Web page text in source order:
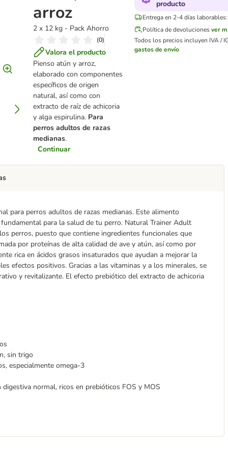
arroz
2 x 12 kg - Pack Ahorro
(0)
Valora el producto
Pienso atún y arroz,
elaborado con componentes
específicos de origen
natural, así como con
extracto de raíz de achicoria
y alga espirulina. Para
perros adultos de razas
medianas.
Continuar
producto
Entrega en 2-4 días laborables:
Política de devolucionesver
Todos los precios incluyen IVA /
gastos de envío
para perros adultos de razas medianas. Este alimento
para la salud de tu perro. Natural Trainer Adult
perros, puesto que contiene ingredientes funcionales que
por proteínas de alta calidad de ave y atún, así como por
rica en ácidos grasos insaturados que ayudan a mejorar la
efectos positivos. Gracias a las vitaminas y a los minerales, se
y revitalizante. El efecto prebiótico del extracto de achicoria
sin trigo
especialmente omega-3
normal, ricos en prebióticos FOS y MOS